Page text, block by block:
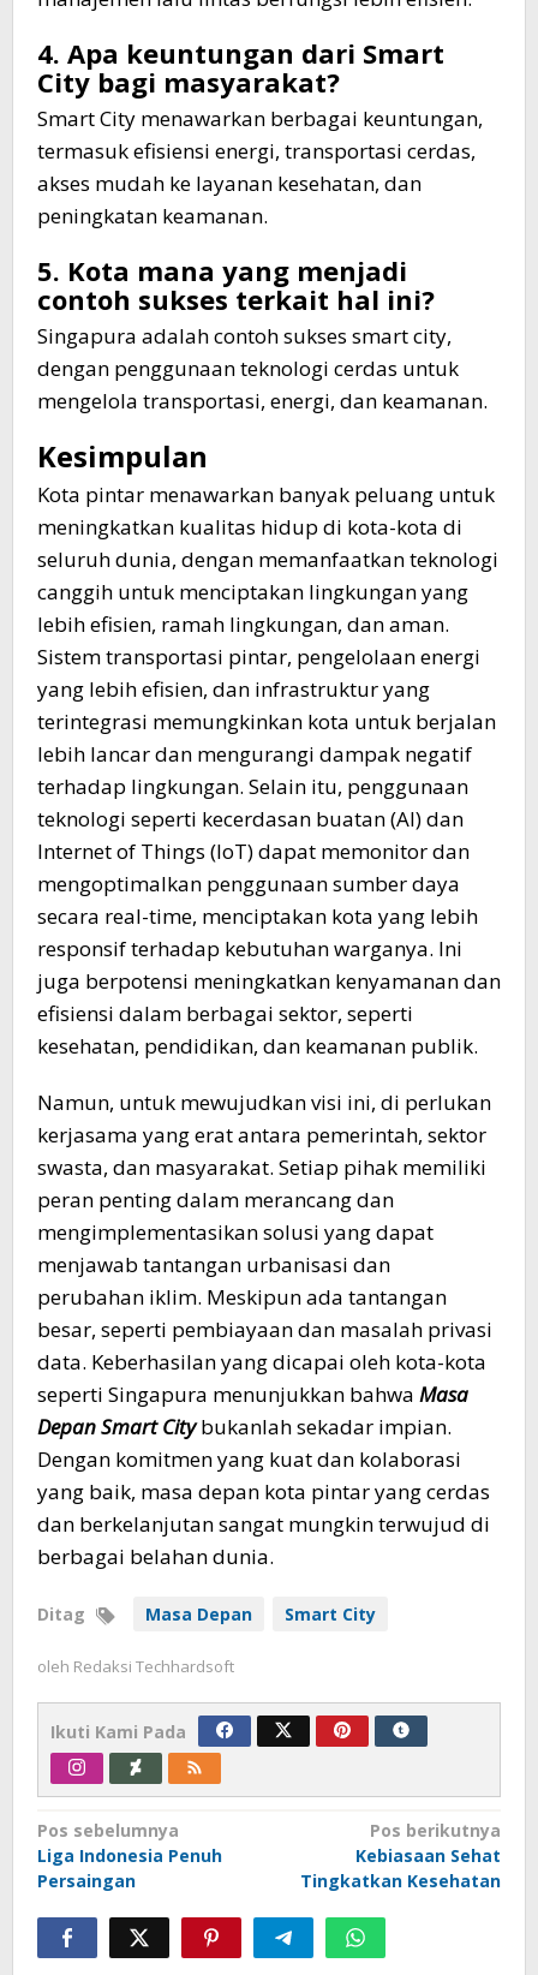
4. Apa keuntungan dari Smart
City bagi masyarakat?
Smart City menawarkan berbagai keuntungan,
termasuk efisiensi energi, transportasi cerdas,
akses mudah ke layanan kesehatan, dan
peningkatan keamanan.
5. Kota mana yang menjadi
contoh sukses terkait hal ini?
Singapura adalah contoh sukses smart city,
dengan penggunaan teknologi cerdas untuk
mengelola transportasi, energi, dan keamanan.
Kesimpulan
Kota pintar menawarkan banyak peluang untuk
meningkatkan kualitas hidup di kota-kota di
seluruh dunia, dengan memanfaatkan teknologi
canggih untuk menciptakan lingkungan yang
lebih efisien, ramah lingkungan, dan aman.
Sistem transportasi pintar, pengelolaan energi
yang lebih efisien, dan infrastruktur yang
terintegrasi memungkinkan kota untuk berjalan
lebih lancar dan mengurangi dampak negatif
terhadap lingkungan. Selain itu, penggunaan
teknologi seperti kecerdasan buatan (AI) dan
Internet of Things (IoT) dapat memonitor dan
mengoptimalkan penggunaan sumber daya
secara real-time, menciptakan kota yang lebih
responsif terhadap kebutuhan warganya. Ini
juga berpotensi meningkatkan kenyamanan dan
efisiensi dalam berbagai sektor, seperti
kesehatan, pendidikan, dan keamanan publik.
Namun, untuk mewujudkan visi ini, di perlukan
kerjasama yang erat antara pemerintah, sektor
swasta, dan masyarakat. Setiap pihak memiliki
peran penting dalam merancang dan
mengimplementasikan solusi yang dapat
menjawab tantangan urbanisasi dan
perubahan iklim. Meskipun ada tantangan
besar, seperti pembiayaan dan masalah privasi
data. Keberhasilan yang dicapai oleh kota-kota
seperti Singapura menunjukkan bahwa Masa
Depan Smart Citybukanlah sekadar impian.
Dengan komitmen yang kuat dan kolaborasi
yang baik, masa depan kota pintar yang cerdas
dan berkelanjutan sangat mungkin terwujud di
berbagai belahan dunia.
Ditag Masa Depan Smart City
oleh Redaksi Techhardsoft
Ikuti Kami Pada
Navigasi
pos
Pos sebelumnya
Liga Indonesia Penuh
Persaingan
Pos berikutnya
Kebiasaan Sehat
Tingkatkan Kesehatan